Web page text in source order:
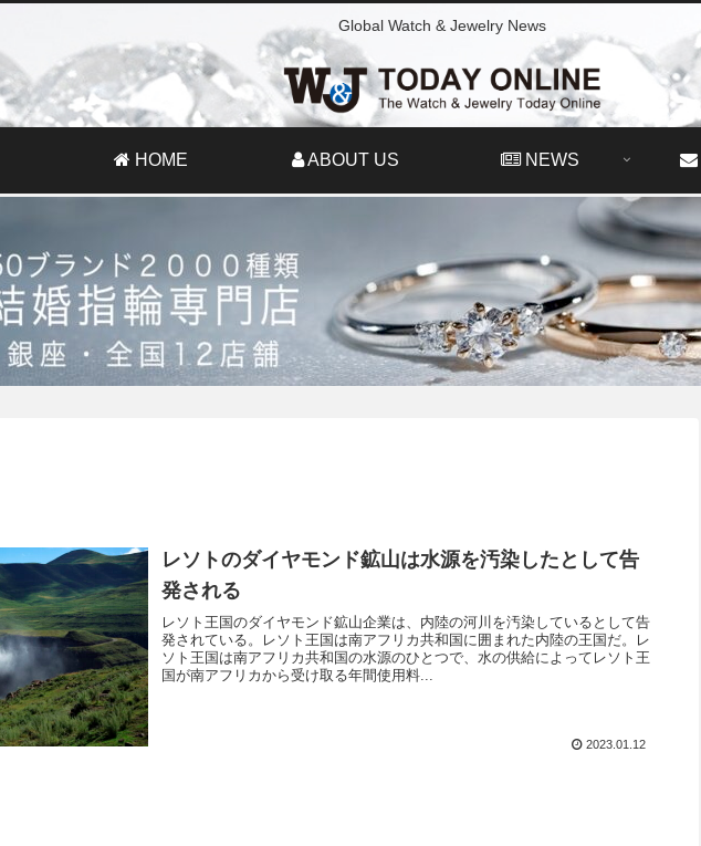
Global Watch & Jewelry News
HOME ABOUT US NEWS
レソトのダイヤモンド鉱山は水源を汚染したとして告
発される
レソト王国のダイヤモンド鉱山企業は、内陸の河川を汚染しているとして告
発されている。レソト王国は南アフリカ共和国に囲まれた内陸の王国だ。レ
ソト王国は南アフリカ共和国の水源のひとつで、水の供給によってレソト王
国が南アフリカから受け取る年間使用料...
2023.01.12